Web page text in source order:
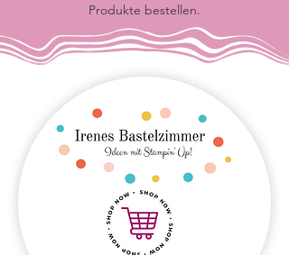
Produkte bestellen.